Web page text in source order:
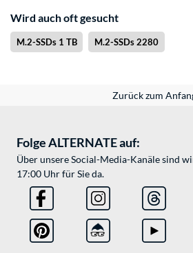
Wird auch oft gesucht
M.2-SSDs 1 TB M.2-SSDs 2280
Zurück zum
Folge ALTERNATE auf:
Über unsere Social-Media-Kanäle sind
17:00 Uhr für Sie da.